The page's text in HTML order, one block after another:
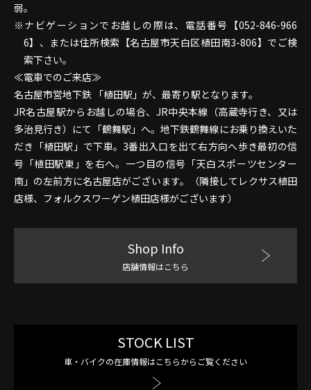
弱。
ナビゲーションでお越しの際は、電話番号【052-846-966
6】、または住所検索【名古屋市天白区植田南3-806】でご検
索下さい。
≪電車でのご来店≫
名古屋市営地下鉄 「植田駅」が、最寄り駅となります。
JR名古屋駅からお越しの場合、JR中央本線（高蔵寺行き、又は
多治見行き）にて「鶴舞駅」へ。地下鉄鶴舞線にお乗り換えいた
だき「植田駅」で下車。3番出入口を出て右方向へ歩き最初の信
号「植田駅東」を右へ。一つ目の信号「天白スポーツセンター
南」の左前方に名古屋店がございます。（隣接してレクサス植田
店様、フォルクスワーゲン植田店様がございます）
Shop Info
店舗情報はこちら
STOCK LIST
車・バイクの在庫情報はこちらからご覧ください